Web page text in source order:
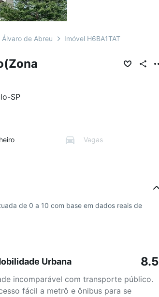
Álvaro de Abreu Imóvel H6BA1TAT
-SP
Vagas
de 0 a 10 com base em dados reais de
Urbana 8.5
incomparável com transporte público.
fácil a metrô e ônibus para se